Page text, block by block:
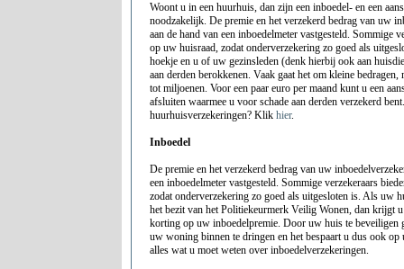
Woont u in een huurhuis, dan zijn een inboedel- en een
noodzakelijk. De premie en het verzekerd bedrag van uw
aan de hand van een inboedelmeter vastgesteld. Sommige
op uw huisraad, zodat onderverzekering zo goed als
hoekje en u of uw gezinsleden (denk hierbij ook aan
aan derden berokkenen. Vaak gaat het om kleine
tot miljoenen. Voor een paar euro per maand kunt u een
afsluiten waarmee u voor schade aan derden verzekerd
huurhuisverzekeringen? Klik hier.
Inboedel
De premie en het verzekerd bedrag van uw
een inboedelmeter vastgesteld. Sommige verzekeraars
zodat onderverzekering zo goed als uitgesloten is. Als uw
het bezit van het Politiekeurmerk Veilig Wonen, dan krijgt
korting op uw inboedelpremie. Door uw huis te beveiligen
uw woning binnen te dringen en het bespaart u dus ook
alles wat u moet weten over inboedelverzekeringen.